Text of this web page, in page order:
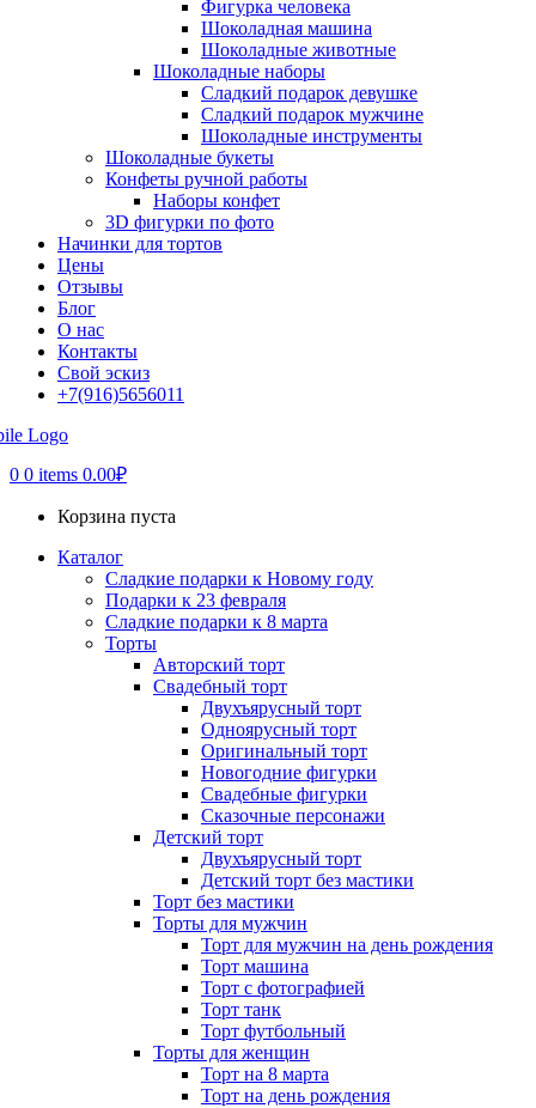
Фигурка человека
Шоколадная машина
Шоколадные животные
Шоколадные наборы
Сладкий подарок девушке
Сладкий подарок мужчине
Шоколадные инструменты
Шоколадные букеты
Конфеты ручной работы
Наборы конфет
3D фигурки по фото
Начинки для тортов
Цены
Отзывы
Блог
О нас
Контакты
Свой эскиз
+7(916)5656011
0 0 items 0.00₽
Корзина пуста
Каталог
Сладкие подарки к Новому году
Подарки к 23 февраля
Сладкие подарки к 8 марта
Торты
Авторский торт
Свадебный торт
Двухъярусный торт
Одноярусный торт
Оригинальный торт
Новогодние фигурки
Свадебные фигурки
Сказочные персонажи
Детский торт
Двухъярусный торт
Детский торт без мастики
Торт без мастики
Торты для мужчин
Торт для мужчин на день рождения
Торт машина
Торт с фотографией
Торт танк
Торт футбольный
Торты для женщин
Торт на 8 марта
Торт на день рождения